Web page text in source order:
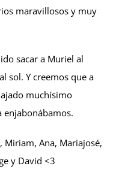
maravillosos y muy
sacar a Muriel al
sol. Y creemos que a
muchísimo
enjabonábamos.
Miriam, Ana, Mariajosé,
y David <3